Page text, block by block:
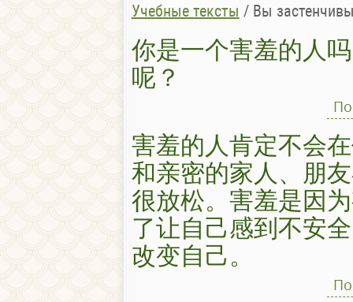
Учебные тексты / Вы
你是一个害羞的人
呢？
害羞的人肯定不会
和亲密的家人、朋
很放松。害羞是因
了让自己感到不安
改变自己。